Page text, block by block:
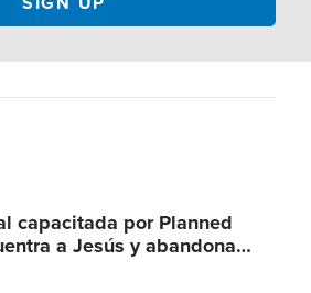
capacitada por Planned
a Jesús y abandona…